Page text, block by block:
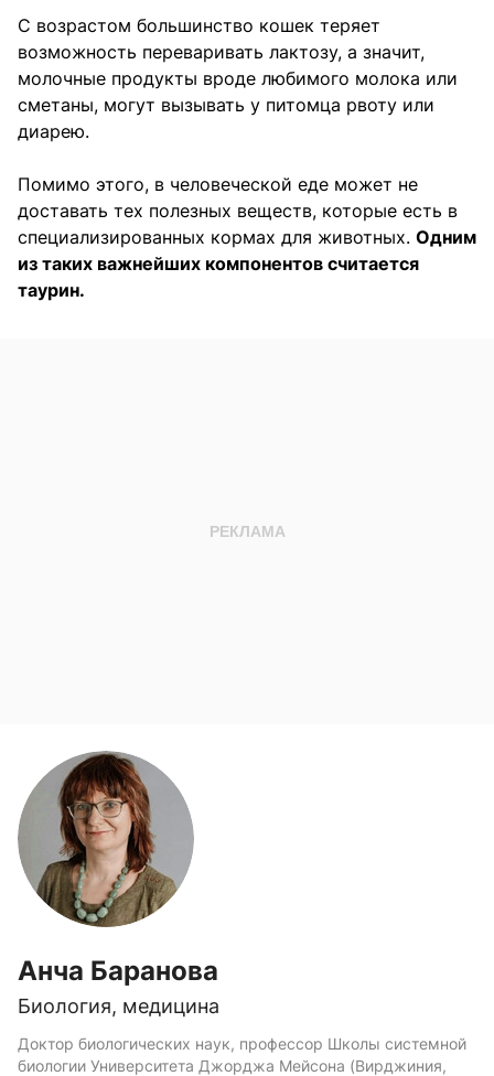
С возрастом большинство кошек теряет
возможность переваривать лактозу, а значит,
молочные продукты вроде любимого молока или
сметаны, могут вызывать у питомца рвоту или
диарею.
Помимо этого, в человеческой еде может не
доставать тех полезных веществ, которые есть в
специализированных кормах для животных. Одним
из таких важнейших компонентов считается
таурин.
Анча Баранова
Биология, медицина
Доктор биологических наук, профессор Школы системной
биологии Университета Джорджа Мейсона (Вирджиния,